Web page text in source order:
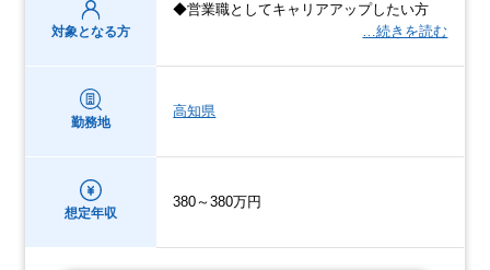
対象となる方
◆営業職としてキャリアアップしたい方
…続きを読む
勤務地
高知県
想定年収
380～380万円